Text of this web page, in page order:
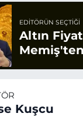
EDITÖRÜN SEÇTIĞI
Altın
Kuşcu